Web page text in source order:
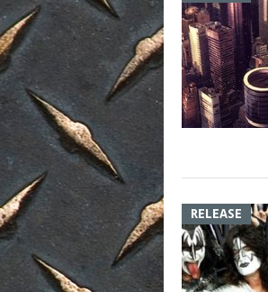
RELEASE